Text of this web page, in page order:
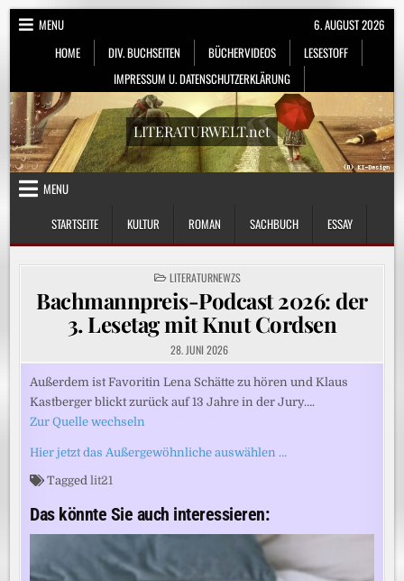
Skip
MENU
HOME
DIV. BUCHSEITEN BÜCHERVIDEOS
LESESTOFF
IMPRESSUM U. DATENSCHUTZERKLÄRUNG
6. AUGUST 2026
LITERATURWELT.net
MENU
STARTSEITE
KULTUR ROMAN SACHBUCH ESSAY
POSTED
IN
LITERATURNEWZS
Bachmannpreis-Podcast 2026: der
3. Lesetag mit Knut Cordsen
28. JUNI 2026
Außerdem ist Favoritin Lena Schätte zu hören und Klaus
Kastberger blickt zurück auf 13 Jahre in der Jury….
Zur Quelle wechseln
Hier jetzt das Außergewöhnliche auswählen …
Taggedlit21
Das könnte Sie auch interessieren: